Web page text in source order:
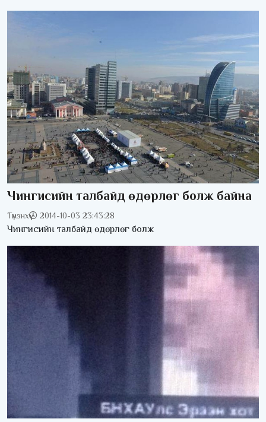
Чингисийн талбайд өдөрлөг болж байна
Түмэнхүү 2014-10-03 23:43:28
Чингисийн талбайд өдөрлөг болж